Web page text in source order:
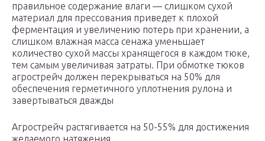
правильное содержание влаги — слишком сухой
материал для прессования приведет к плохой
ферментация и увеличению потерь при хранении, а
слишком влажная масса сенажа уменьшает
количество сухой массы хранящегося в каждом тюке,
тем самым увеличивая затраты. При обмотке тюков
агрострейч должен перекрываться на 50% для
обеспечения герметичного уплотнения рулона и
завертываться дважды
Агрострейч растягивается на 50-55% для достижения
желаемого натяжения.